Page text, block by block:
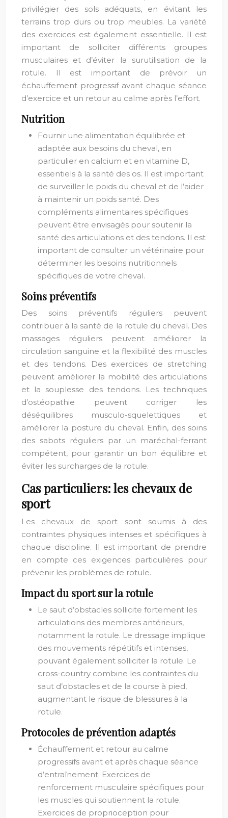
privilégier des sols adéquats, en évitant les
terrains trop durs ou trop meubles. La variété
des exercices est également essentielle. Il est
important de solliciter différents groupes
musculaires et d’éviter la surutilisation de la
rotule. Il est important de prévoir un
échauffement progressif avant chaque séance
d’exercice et un retour au calme après l’effort.
Nutrition
Fournir une alimentation équilibrée et
adaptée aux besoins du cheval, en
particulier en calcium et en vitamine D,
essentiels à la santé des os. Il est important
de surveiller le poids du cheval et de l’aider
à maintenir un poids santé. Des
compléments alimentaires spécifiques
peuvent être envisagés pour soutenir la
santé des articulations et des tendons. Il est
important de consulter un vétérinaire pour
déterminer les besoins nutritionnels
spécifiques de votre cheval.
Soins préventifs
Des soins préventifs réguliers peuvent
contribuer à la santé de la rotule du cheval. Des
massages réguliers peuvent améliorer la
circulation sanguine et la flexibilité des muscles
et des tendons. Des exercices de stretching
peuvent améliorer la mobilité des articulations
et la souplesse des tendons. Les techniques
d’ostéopathie peuvent corriger les
déséquilibres musculo-squelettiques et
améliorer la posture du cheval. Enfin, des soins
des sabots réguliers par un maréchal-ferrant
compétent, pour garantir un bon équilibre et
éviter les surcharges de la rotule.
Cas particuliers: les chevaux de
sport
Les chevaux de sport sont soumis à des
contraintes physiques intenses et spécifiques à
chaque discipline. Il est important de prendre
en compte ces exigences particulières pour
prévenir les problèmes de rotule.
Impact du sport sur la rotule
Le saut d’obstacles sollicite fortement les
articulations des membres antérieurs,
notamment la rotule. Le dressage implique
des mouvements répétitifs et intenses,
pouvant également solliciter la rotule. Le
cross-country combine les contraintes du
saut d’obstacles et de la course à pied,
augmentant le risque de blessures à la
rotule.
Protocoles de prévention adaptés
Échauffement et retour au calme
progressifs avant et après chaque séance
d’entraînement. Exercices de
renforcement musculaire spécifiques pour
les muscles qui soutiennent la rotule.
Exercices de proprioception pour